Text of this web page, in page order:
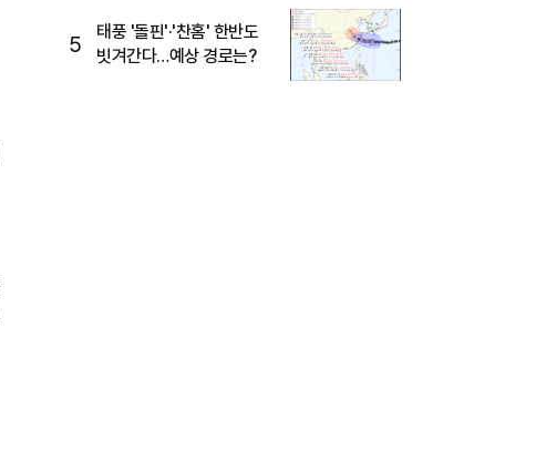
5
태풍 '돌핀'·'찬홈' 한반도
빗겨간다…예상 경로는?